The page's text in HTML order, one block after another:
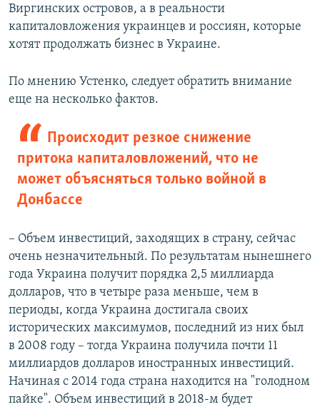
Виргинских островов, а в реальности
капиталовложения украинцев и россиян, которые
хотят продолжать бизнес в Украине.
По мнению Устенко, следует обратить внимание
еще на несколько фактов.
Происходит резкое снижение
притока капиталовложений, что не
может объясняться только войной в
Донбассе
– Объем инвестиций, заходящих в страну, сейчас
очень незначительный. По результатам нынешнего
года Украина получит порядка 2,5 миллиарда
долларов, что в четыре раза меньше, чем в
периоды, когда Украина достигала своих
исторических максимумов, последний из них был
в 2008 году – тогда Украина получила почти 11
миллиардов долларов иностранных инвестиций.
Начиная с 2014 года страна находится на "голодном
пайке". Объем инвестиций в 2018-м будет